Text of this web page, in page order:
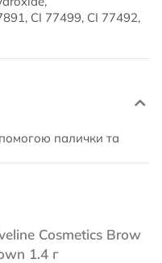
CI 77499, CI 77492,
палички та
Cosmetics Brow
1.4 г